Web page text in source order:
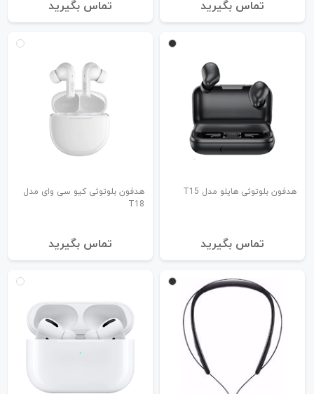
تماس بگیرید تماس بگیرید
هدفون بلوتوثی هایلو مدل T15
تماس بگیرید
هدفون بلوتوثی کیو سی وای مدل
T18
تماس بگیرید